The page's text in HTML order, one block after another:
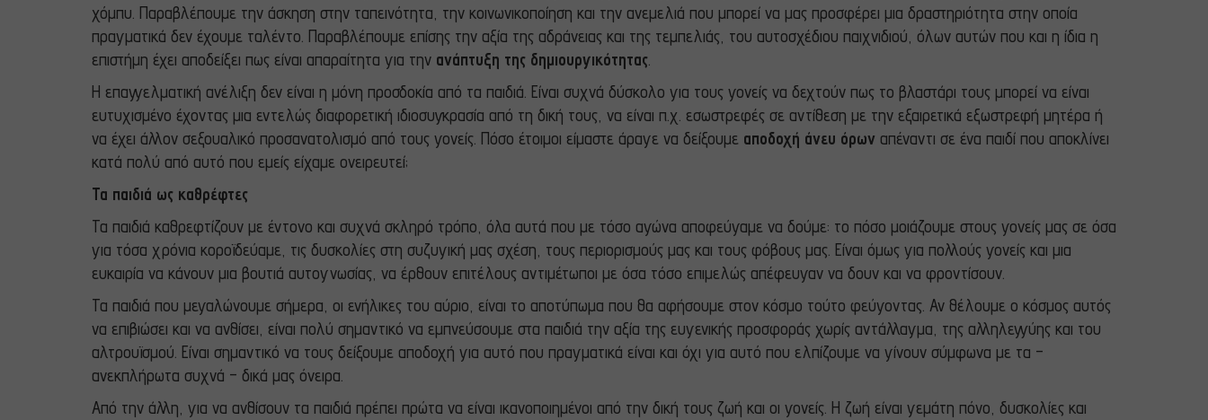
χόμπυ. Παραβλέπουμε την άσκηση στην ταπεινότητα, την κοινωνικοποίηση και την ανεμελιά που μπορεί να μας προσφέρει μια δραστηριότητα στην οποία
πραγματικά δεν έχουμε ταλέντο. Παραβλέπουμε επίσης την αξία της αδράνειας και της τεμπελιάς, του αυτοσχέδιου παιχνιδιού, όλων αυτών που και η ίδια η
επιστήμη έχει αποδείξει πως είναι απαραίτητα για την ανάπτυξη της δημιουργικότητας
Η επαγγελματική ανέλιξη δεν είναι η μόνη προσδοκία από τα παιδιά. Είναι συχνά δύσκολο για τους γονείς να δεχτούν πως το βλαστάρι τους μπορεί να είναι
ευτυχισμένο έχοντας μια εντελώς διαφορετική ιδιοσυγκρασία από τη δική τους, να είναι π.χ. εσωστρεφές σε αντίθεση με την εξαιρετικά εξωστρεφή μητέρα ή
να έχει άλλον σεξουαλικό προσανατολισμό από τους γονείς. Πόσο έτοιμοι είμαστε άραγε να δείξουμε αποδοχή άνευ όρων απέναντι σε ένα παιδί που αποκλίνει
κατά πολύ από αυτό που εμείς είχαμε ονειρευτεί;
Τα παιδιά ως καθρέφτες
Τα παιδιά καθρεφτίζουν με έντονο και συχνά σκληρό τρόπο, όλα αυτά που με τόσο αγώνα αποφεύγαμε να δούμε: το πόσο μοιάζουμε στους γονείς μας σε όσα
για τόσα χρόνια κοροϊδεύαμε, τις δυσκολίες στη συζυγική μας σχέση, τους περιορισμούς μας και τους φόβους μας. Είναι όμως για πολλούς γονείς και μια
ευκαιρία να κάνουν μια βουτιά αυτογνωσίας, να έρθουν επιτέλους αντιμέτωποι με όσα τόσο επιμελώς απέφευγαν να δουν και να φροντίσουν.
Τα παιδιά που μεγαλώνουμε σήμερα, οι ενήλικες του αύριο, είναι το αποτύπωμα που θα αφήσουμε στον κόσμο τούτο φεύγοντας. Αν θέλουμε ο κόσμος αυτός
να επιβιώσει και να ανθίσει, είναι πολύ σημαντικό να εμπνεύσουμε στα παιδιά την αξία της ευγενικής προσφοράς χωρίς αντάλλαγμα, της αλληλεγγύης και του
αλτρουϊσμού. Είναι σημαντικό να τους δείξουμε αποδοχή για αυτό που πραγματικά είναι και όχι για αυτό που ελπίζουμε να γίνουν σύμφωνα με τα –
ανεκπλήρωτα συχνά – δικά μας όνειρα.
Από την άλλη, για να ανθίσουν τα παιδιά πρέπει πρώτα να είναι ικανοποιημένοι από την δική τους ζωή και οι γονείς. Η ζωή είναι γεμάτη πόνο, δυσκολίες και